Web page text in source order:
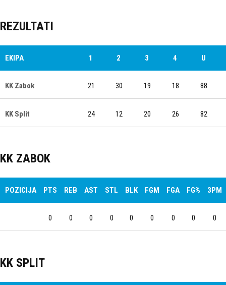
REZULTATI
EKIPA 1 2 3 4 U
KK Zabok 21 30 19 18 88
KK Split 24 12 20 26 82
KK ZABOK
POZICIJA PTS REB AST STL BLK FGM FGA FG% 3PM
0 0 0 0 0 0 0 0 0
KK SPLIT